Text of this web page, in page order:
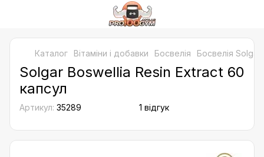
Каталог Bітаміни і добавки Босвелія Босвелія Solgar
Solgar Boswellia Resin Extract 60
капсул
Артикул: 35289 1 відгук